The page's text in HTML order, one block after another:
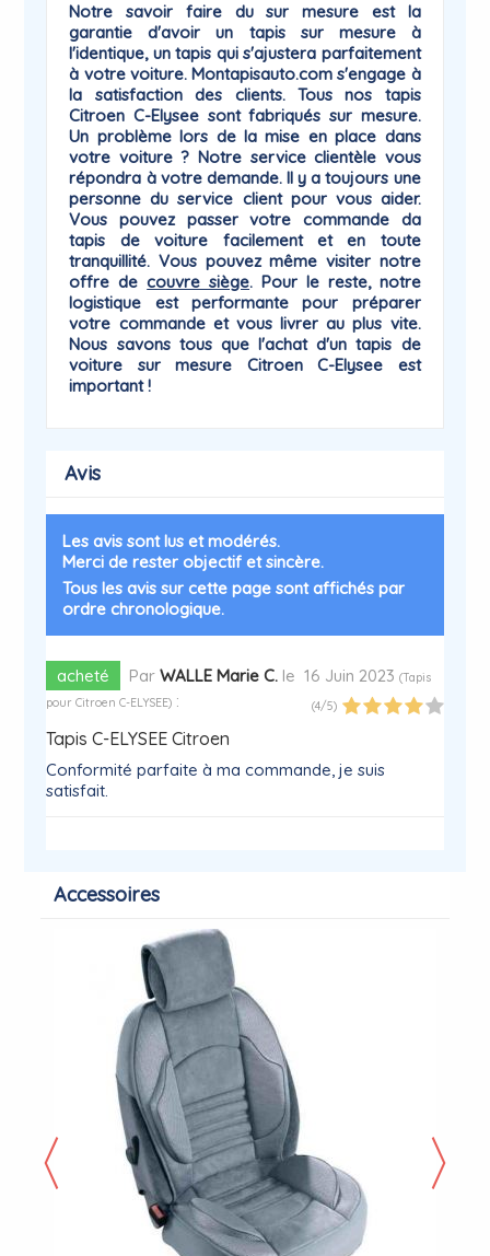
Notre savoir faire du sur mesure est la
garantie d'avoir un tapis sur mesure à
l'identique, un tapis quis'ajustera parfaitement
à votre voiture. Montapisauto.com s'engage à
la satisfaction des clients. Tous nos tapis
Citroen C-Elysee sont fabriqués sur mesure.
Un problème lors de la mise en place dans
votre voiture ? Notre service clientèle vous
répondra à votre demande. Il y a toujours une
personne duservice clientpour vous aider.
Vous pouvez passer votre commande da
tapis de voiture facilement et en toute
tranquillité. Vous pouvez même visiter notre
offre decouvre siège. Pour le reste, notre
logistique est performante pour préparer
votre commande et vous livrer au plus vite.
Nous savons tous que l'achat d'un tapis de
voiture sur mesure Citroen
C-Elysee est
important !
Avis
Les avis sont lus et modérés.
Merci de rester objectif et sincère.
Tous les avis sur cette page sont affichés par
ordre chronologique.
acheté ParWALLE Marie C. le16 Juin 2023(Tapis
pour Citroen C-ELYSEE) : (4/5)
Tapis C-ELYSEE Citroen
Conformité parfaite à ma commande, je suis
satisfait.
Accessoires